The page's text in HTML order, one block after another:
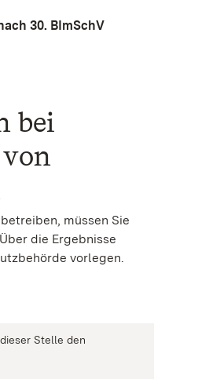
30. BImSchV
bei
müssen Sie
die Ergebnisse
vorlegen.
Stelle den